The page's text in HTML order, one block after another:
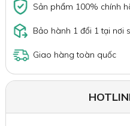
Sản phẩm 100% chính
Bảo hành 1 đổi 1 tại nơi
Giao hàng toàn quốc